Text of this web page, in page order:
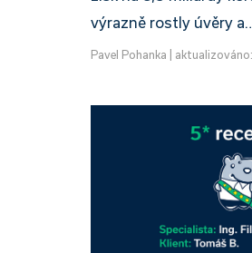
výrazně rostly úvěry
Pavel Pohanka